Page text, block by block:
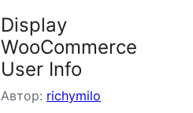
Display
WooCommerce
User Info
Автор: richymilo